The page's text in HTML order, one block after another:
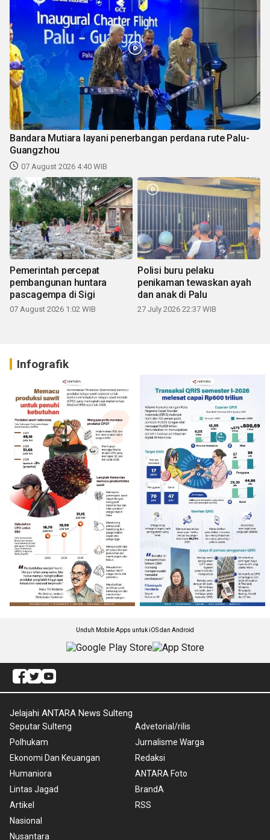
Bandara Mutiara layani penerbangan perdana rute Palu-
Guangzhou
07 August 2026 4:40 WIB
Pemerintah percepat
pembangunan huntara
pascagempa di Sigi
07 August 2026 1:02 WIB
Polisi buru pelaku
penikaman tewaskan ayah
dan anak di Palu
27 July 2026 22:37 WIB
Infografik
Unduh Mobile Apps untuk iOS dan Android
Jelajahi ANTARA News Sulteng
Seputar Sulteng
Polhukam
Ekonomi Dan Keuangan
Humaniora
Lintas Jagad
Artikel
Nasional
Nusantara
Advetorial/rilis
Jurnalisme Warga
Redaksi
ANTARA Foto
BrandA
RSS